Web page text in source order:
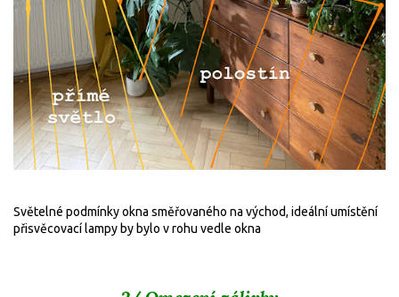
Světelné podmínky okna směřovaného na východ, ideální umístění
přisvěcovací lampy by bylo v rohu vedle okna